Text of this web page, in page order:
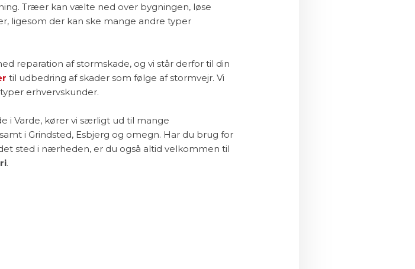
Træer kan vælte ned over bygningen, løse
ligesom der kan ske mange andre typer
reparation af stormskade, og vi står derfor til din
til udbedring af skader som følge af stormvejr. Vi
erhvervskunder.
i Varde, kører vi særligt ud til mange
i Grindsted, Esbjerg og omegn. Har du brug for
sted i nærheden, er du også altid velkommen til
.